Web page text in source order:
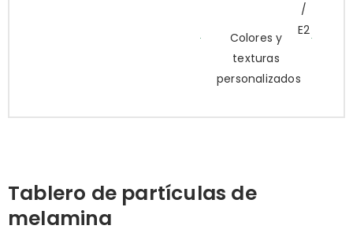
/
E2
Colores y
texturas
personalizados
Tablero de partículas de
melamina